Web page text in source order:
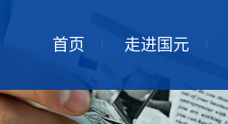
首页 走进国元